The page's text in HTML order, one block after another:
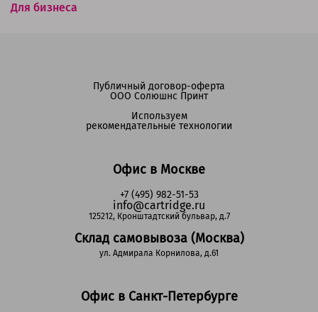
Для бизнеса
Офис в Москве
+7 (495) 982-51-53
info@cartridge.ru
125212, Кронштадтский бульвар, д.7
Склад самовывоза (Москва)
ул. Адмирала Корнилова, д.61
Офис в Санкт-Петербурге
Публичный договор-оферта
ООО Солюшнс Принт
Используем
рекомендательные технологии